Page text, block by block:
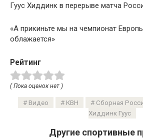
Гуус Хиддинк в перерыве матча
«А прикиньте мы на чемпионат
облажается»
Рейтинг
( Пока оценок нет )
Видео КВН Сборная
Хиддинк Гуус
Другие спортивные